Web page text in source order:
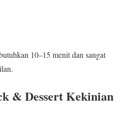
10–15 menit dan sangat
& Dessert Kekinian